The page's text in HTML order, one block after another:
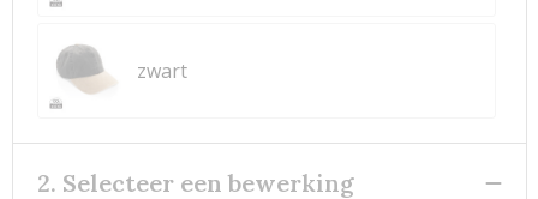
zwart
2. Selecteer een bewerking